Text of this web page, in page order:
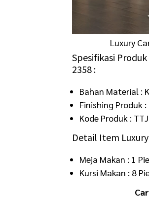
Luxury
Spesifikasi
2358 :
Bahan Material :
Finishing Produk
Kode Produk :
Detail Item
Meja Makan : 1
Kursi Makan : 8